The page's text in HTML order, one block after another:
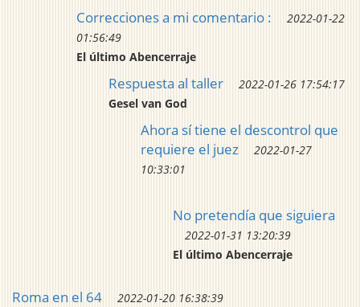
Correcciones a mi comentario :
2022-01-22
01:56:49
El último Abencerraje
Respuesta al taller
2022-01-26 17:54:17
Gesel van God
Ahora sí tiene el descontrol que
requiere el juez
2022-01-27
10:33:01
No pretendía que siguiera
2022-01-31 13:20:39
El último Abencerraje
Roma en el 64
2022-01-20 16:38:39